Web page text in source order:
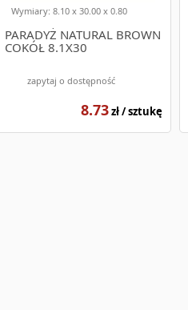
PARADYŻ NATURAL BROWN
COKÓŁ 8.1X30
Wymiary: 8.10 x 30.00 x 0.80
zapytaj o dostępność
8.73zł / sztukę